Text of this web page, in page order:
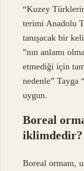
“Kuzey
terimi Anadolu
tanışacak bir
”nın anlamı
etmediği için
nedenle” Tayga
uygun.
Boreal
iklimdedir?
Boreal ormanı,